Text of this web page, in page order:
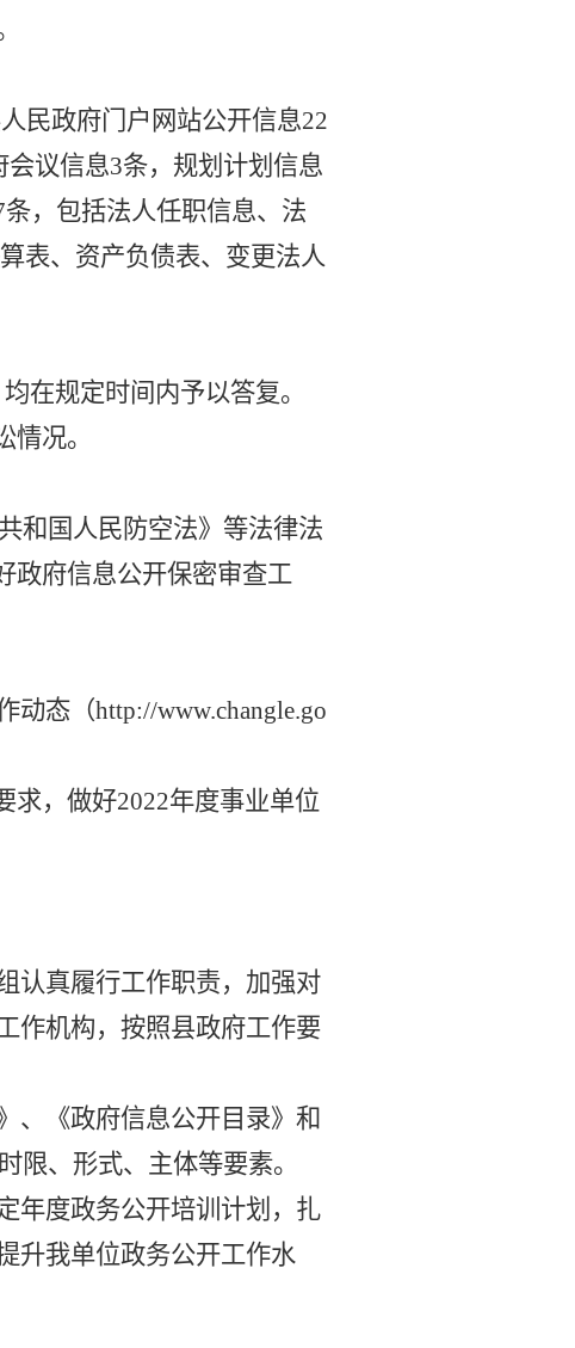
民政府门户网站公开信息22
议信息3条， 规划计划 信息
条，包括法人任职信息、法
表、资产负债表、变更法人
在规定时间内予以答复。
况。
和国人民防空法》 等法律法
政府信息公开保密审查工
动态 （http://www.changle.go
求，做好2022年度事业单位
认真履行工作职责，加强对
作机构， 按照县政府工作要
、 《政府信息公开目录》和
限、形式、主体等要素。
年度政务公开培训计划，扎
升我单位政务公开工作水